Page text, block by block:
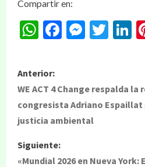
Compartir en:
WhatsApp
Facebook
Anterior:
WE ACT 4 Change respalda la
congresista Adriano Espaillat
justicia ambiental
Siguiente:
«Mundial 2026 en Nueva